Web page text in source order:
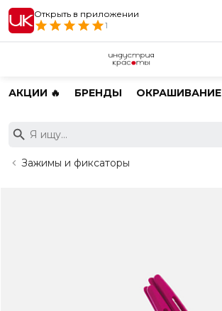
Открыть в приложении
1
АКЦИИ 🔥 БРЕНДЫ ОКРАШИВАНИЕ
Зажимы и фиксаторы